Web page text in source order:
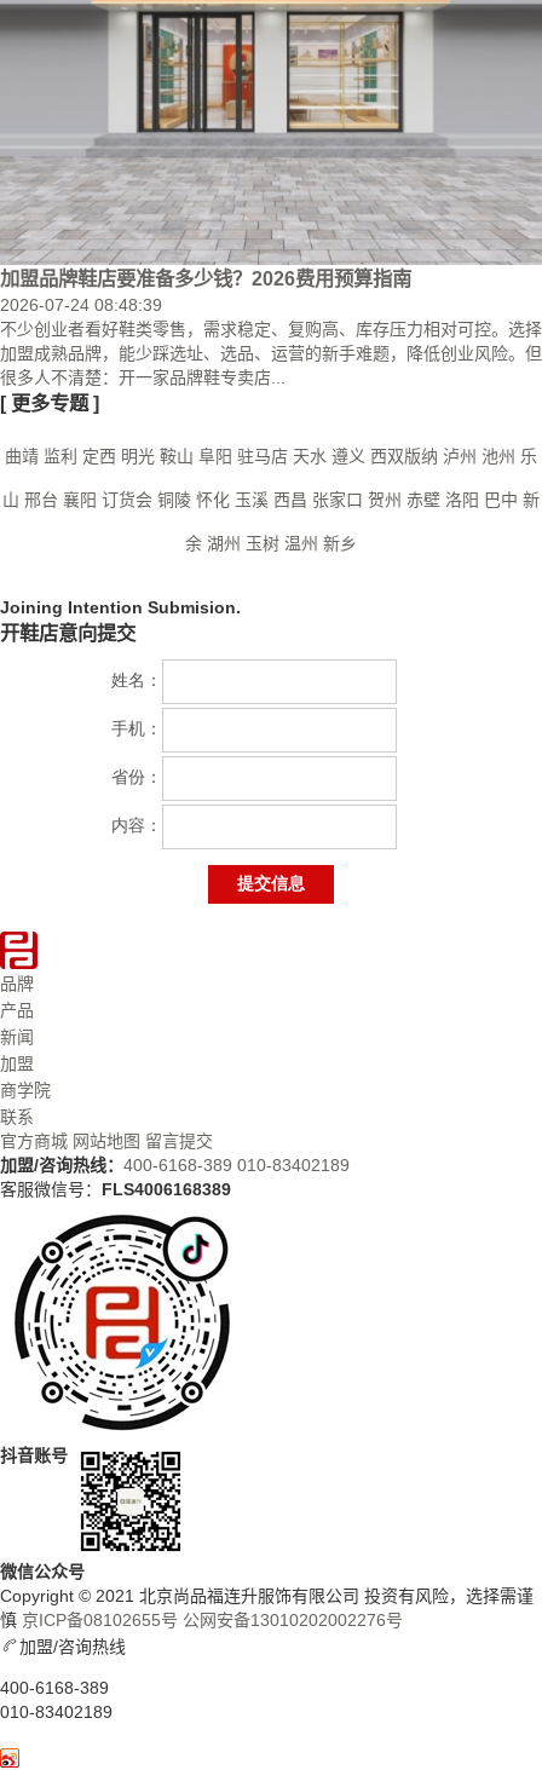
加盟品牌鞋店要准备多少钱？2026费用预算指南
2026-07-24 08:48:39
不少创业者看好鞋类零售，需求稳定、复购高、库存压力相对可控。选择
加盟成熟品牌，能少踩选址、选品、运营的新手难题，降低创业风险。但
很多人不清楚：开一家品牌鞋专卖店...
[ 更多专题 ]
曲靖 监利 定西 明光 鞍山 阜阳 驻马店 天水 遵义 西双版纳 泸州 池州 乐
山 邢台 襄阳 订货会 铜陵 怀化 玉溪 西昌 张家口 贺州 赤壁 洛阳 巴中 新
余 湖州 玉树 温州 新乡
Joining Intention Submision.
开鞋店意向提交
品牌
产品
新闻
加盟
商学院
联系
官方商城 网站地图 留言提交
加盟/咨询热线： 400-6168-389 010-83402189
客服微信号： FLS4006168389
抖音账号
微信公众号
Copyright © 2021 北京尚品福连升服饰有限公司 投资有风险，选择需谨
慎 京ICP备08102655号 公网安备13010202002276号
加盟/咨询热线
400-6168-389
010-83402189